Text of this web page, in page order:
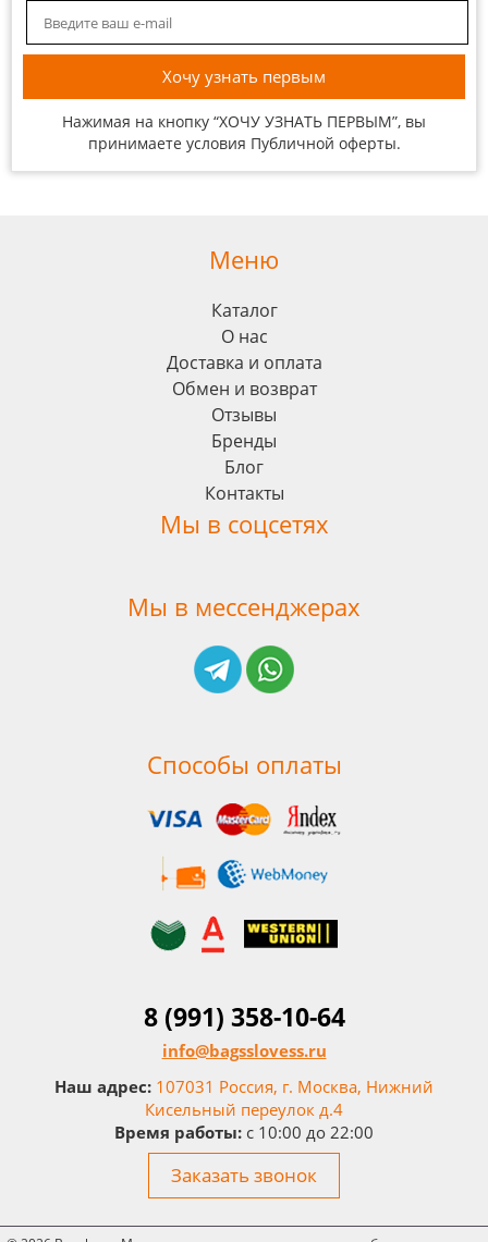
Нажимая на кнопку “ХОЧУ УЗНАТЬ ПЕРВЫМ”, вы
принимаете условия Публичной оферты.
Меню
Каталог
О нас
Доставка и оплата
Обмен и возврат
Отзывы
Бренды
Блог
Контакты
Мы в соцсетях
Мы в мессенджерах
Способы оплаты
8 (991) 358-10-64
info@bagsslovess.ru
Наш адрес: 107031 Россия, г. Москва, Нижний
Кисельный переулок д.4
Время работы: c 10:00 до 22:00
Заказать звонок